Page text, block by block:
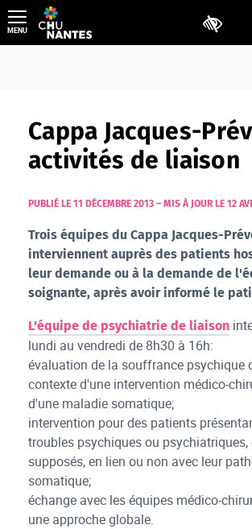
Aller
au
contenu
Outils
MENU
Cappa Jacques-
activités de liaison
PUBLIÉ LE 11 DÉCEMBRE 2013 – MIS À JOUR LE 12
Trois équipes du Cappa Jacques-
interviennent auprès des patients
leur demande ou à la demande de
soignante, après avoir informé le
L'équipe de psychiatrie de liaison
lundi au vendredi de 8h30 à 16h:
évaluation de la souffrance psychique
contexte d'une intervention médico-
d'une maladie somatique;
intervention pour des patients
troubles psychiques ou psychiatriques,
supposés, en lien ou non avec leur
somatique;
échange avec les équipes médico-
une approche globale.